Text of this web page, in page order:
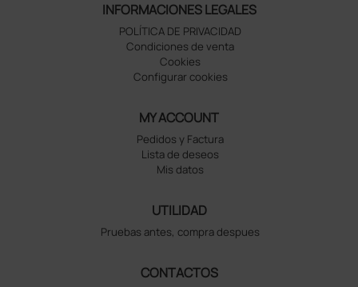
INFORMACIONES LEGALES
POLÍTICA DE PRIVACIDAD
Condiciones de venta
Cookies
Configurar cookies
MY ACCOUNT
Pedidos y Factura
Lista de deseos
Mis datos
UTILIDAD
Pruebas antes, compra despues
CONTACTOS